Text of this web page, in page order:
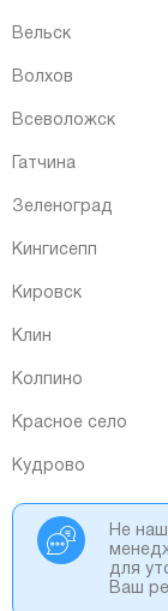
Вельск
Волхов
Всеволожск
Гатчина
Зеленоград
Кингисепп
Кировск
Клин
Колпино
Красное село
Кудрово
Не
для
Ваш